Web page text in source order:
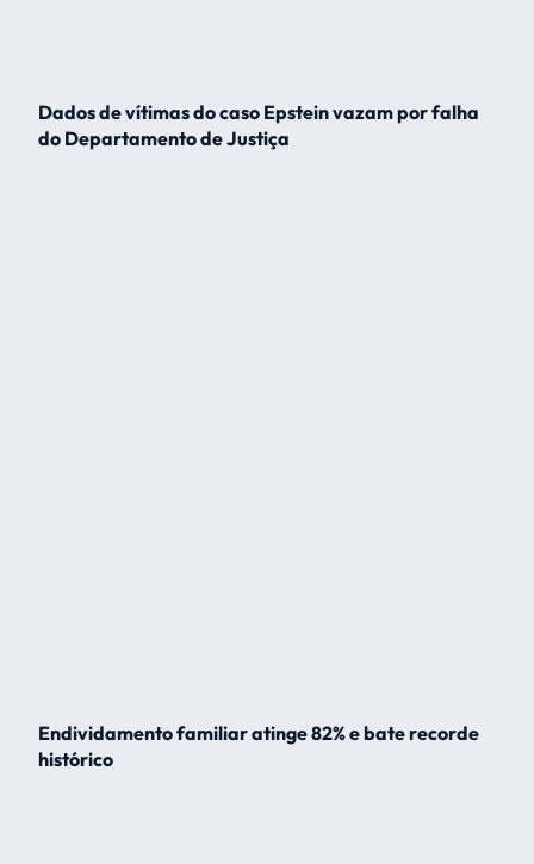
Dados de vítimas do caso Epstein vazam por falha
do Departamento de Justiça
Endividamento familiar atinge 82% e bate recorde
histórico